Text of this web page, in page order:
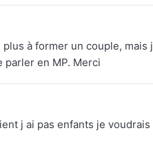
à former un couple,
en MP. Merci
j ai pas enfants je